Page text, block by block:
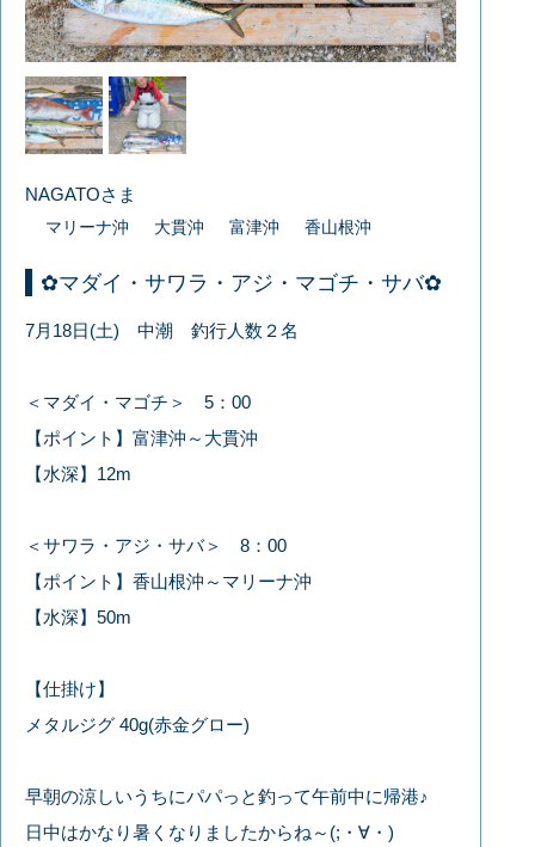
NAGATOさま
マリーナ沖 大貫沖 富津沖 香山根沖
✿マダイ・サワラ・アジ・マゴチ・サバ✿
7月18日(土) 中潮 釣行人数２名
＜マダイ・マゴチ＞ 5：00
【ポイント】富津沖～大貫沖
【水深】12m
＜サワラ・アジ・サバ＞ 8：00
【ポイント】香山根沖～マリーナ沖
【水深】50m
【仕掛け】
メタルジグ 40g(赤金グロー)
早朝の涼しいうちにパパっと釣って午前中に帰港♪
日中はかなり暑くなりましたからね～(;・∀・)